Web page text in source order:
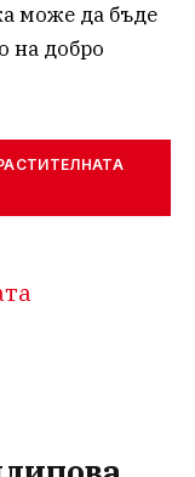
може да бъде
на добро